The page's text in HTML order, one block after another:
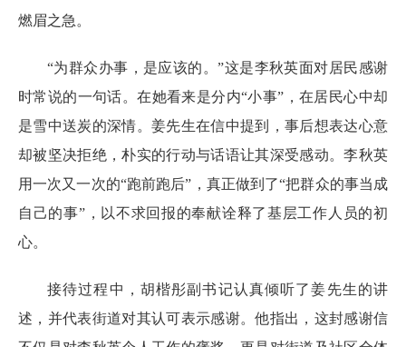
燃眉之急。
“为群众办事，是应该的。”这是李秋英面对居民感谢
时常说的一句话。在她看来是分内“小事”，在居民心中却
是雪中送炭的深情。姜先生在信中提到，事后想表达心意
却被坚决拒绝，朴实的行动与话语让其深受感动。李秋英
用一次又一次的“跑前跑后”，真正做到了“把群众的事当成
自己的事”，以不求回报的奉献诠释了基层工作人员的初
心。
接待过程中，胡楷彤副书记认真倾听了姜先生的讲
述，并代表街道对其认可表示感谢。他指出，这封感谢信